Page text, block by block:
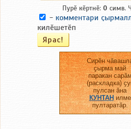
Пурӗ кӗртнӗ: 0 симв.
- комментари
килӗшетӗп
Сирӗн
ҫырма май
паракан
(раскладка)
пулсан ӑна
КУНТАНилме
пултаратӑр.